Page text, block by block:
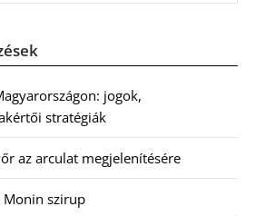
jogok,
stratégiák
az arculat megjelenítésére
Monin szirup